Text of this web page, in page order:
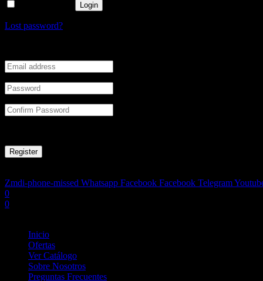
Login
Lost password?
Register
Zmdi-phone-missed Whatsapp Facebook Facebook Telegram
0
0
Inicio
Ofertas
Ver Catálogo
Sobre Nosotros
Preguntas Frecuentes